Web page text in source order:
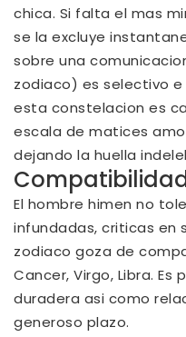
chica. Si falta el mas
se la excluye
sobre una
zodiaco) es selectivo e
esta constelacion es
escala de matices
dejando la huella
El hombre himen no
infundadas, criticas en
zodiaco goza de
Cancer, Virgo, Libra. Es
duradera asi­ como
generoso plazo.